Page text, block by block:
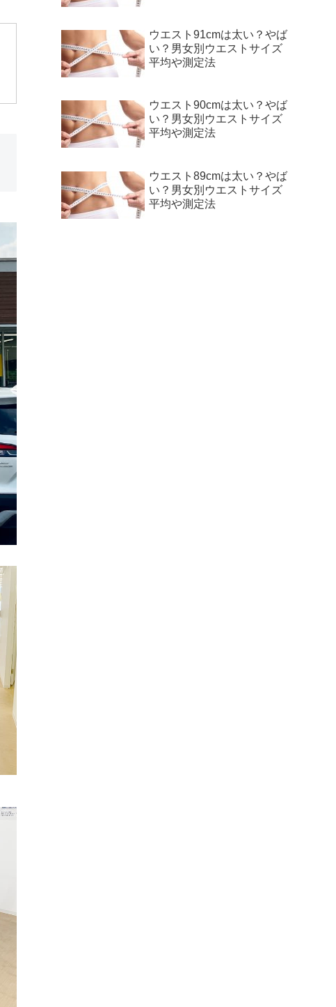
ウエスト91cmは太い？やば
い？男女別ウエストサイズ
平均や測定法
ウエスト90cmは太い？やば
い？男女別ウエストサイズ
平均や測定法
ウエスト89cmは太い？やば
い？男女別ウエストサイズ
平均や測定法